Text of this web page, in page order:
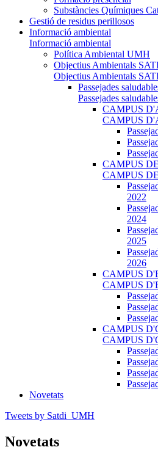
Substàncies Químiques
Gestió de residus perillosos
Informació ambiental
Informació ambiental
Política Ambiental UMH
Objectius Ambientals
Objectius Ambientals
Passejades
Passejades
CAMPUS
CAMPUS
CAMPUS
CAMPUS
2022
2024
2025
2026
CAMPUS
CAMPUS
CAMPUS
CAMPUS
Novetats
Tweets by Satdi_UMH
Novetats